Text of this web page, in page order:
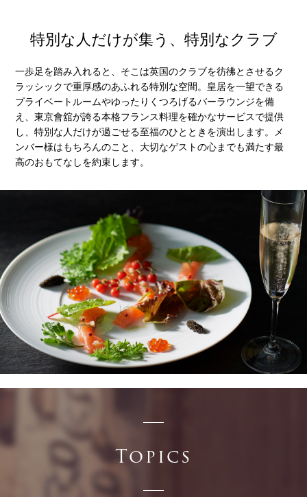
unionclub
特別な人だけが集う、特別なクラブ
一歩足を踏み入れると、そこは英国のクラブを彷彿とさせるク
ラッシックで重厚感のあふれる特別な空間。皇居を一望できる
プライベートルームやゆったりくつろげるバーラウンジを備
え、東京會舘が誇る本格フランス料理を確かなサービスで提供
し、特別な人だけが過ごせる至福のひとときを演出します。メ
ンバー様はもちろんのこと、大切なゲストの心までも満たす最
高のおもてなしを約束します。
Topics